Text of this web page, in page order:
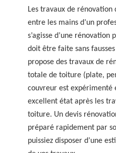
Les travaux de
entre les mains d’un
s’agisse d’une
doit être faite sans
propose des travaux de
totale de toiture (plate,
couvreur est expérimenté
excellent état après les
toiture. Un devis
préparé rapidement par
puissiez disposer d’une